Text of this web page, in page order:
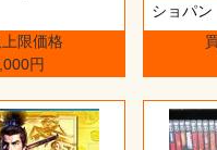
限価格
円
ショパン